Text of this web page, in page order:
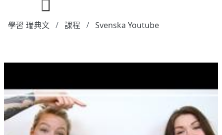
學習 瑞典文 課程 Svenska Youtube